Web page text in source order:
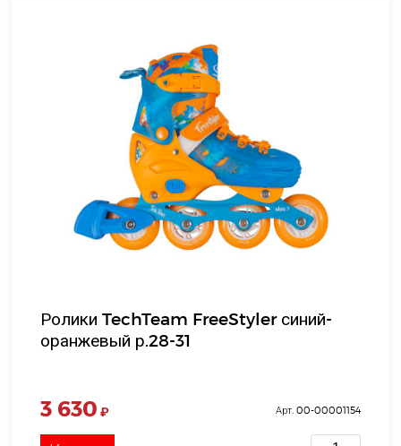
Ролики TechTeam FreeStyler синий-
оранжевый р.28-31
3 630 ₽ Арт. 00-00001154